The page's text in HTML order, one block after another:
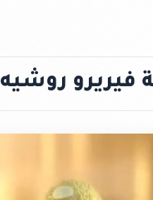
فيريرو روشيه